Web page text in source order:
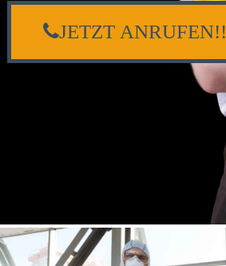
JETZT ANRUFEN!!